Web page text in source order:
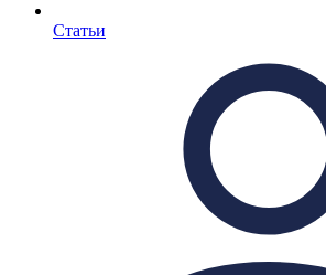
Статьи